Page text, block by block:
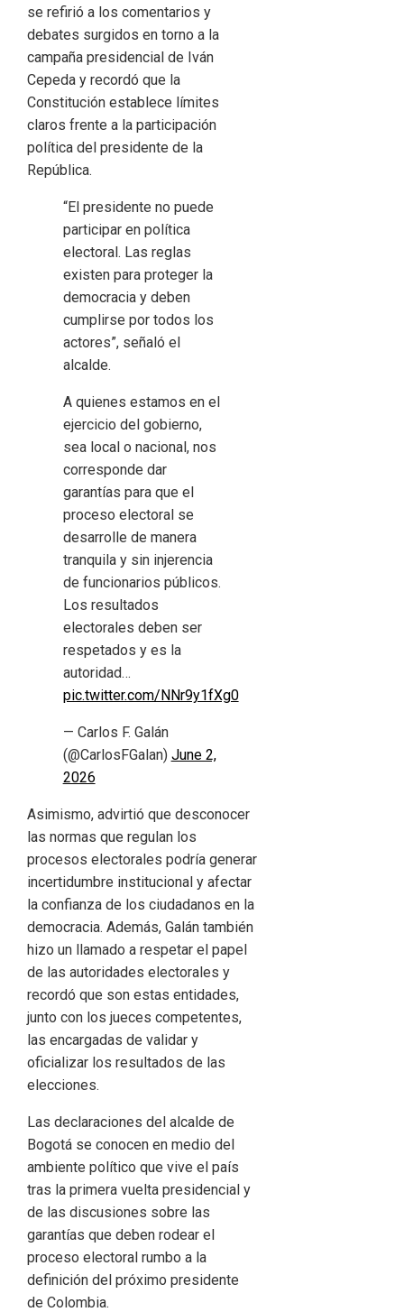
se refirió a los comentarios y
debates surgidos en torno a la
campaña presidencial de Iván
Cepeday recordó que la
Constitución establece límites
claros frente a la participación
política del presidente de la
República.
“El presidente no puede
participar en política
electoral. Las reglas
existen para proteger la
democracia y deben
cumplirse por todos los
actores”, señaló el
alcalde.
A quienes estamos en el
ejercicio del gobierno,
sea local o nacional, nos
corresponde dar
garantías para que el
proceso electoral se
desarrolle de manera
tranquila y sin injerencia
de funcionarios públicos.
Los resultados
electorales deben ser
respetados y es la
autoridad…
pic.twitter.com/NNr9y1fXg0
— Carlos F. Galán
(@CarlosFGalan) June 2,
2026
Asimismo, advirtió que desconocer
las normas que regulan los
procesos electorales podría generar
incertidumbre institucional y afectar
la confianza de los ciudadanos en la
democracia. Además, Galán también
hizo un llamado a respetar el papel
de las autoridades electorales y
recordó que son estas entidades,
junto con los jueces competentes,
las encargadas de validar y
oficializar los resultados de las
elecciones.
Las declaraciones del alcalde de
Bogotá se conocen en medio del
ambiente político que vive el país
tras la primera vuelta presidencial y
de las discusiones sobre las
garantías que deben rodear el
proceso electoral rumbo a la
definición del próximo presidente
de Colombia.